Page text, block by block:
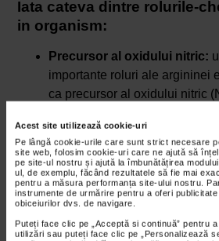
Acest site utilizează cookie-uri
Pe lângă cookie-urile care sunt strict necesare
site web, folosim cookie-uri care ne ajută să
pe site-ul nostru și ajută la îmbunătățirea
ul, de exemplu, făcând rezultatele să fie mai
pentru a măsura performanța site-ului nostru.
instrumente de urmărire pentru a oferi
obiceiurilor dvs. de navigare.
Puteți face clic pe „Acceptă si continuă” pentru
utilizări sau puteți face clic pe „Personalizează
Iata cateva dintre rolurile-
in organism:
Precursor al oxidului nitric:
importante roluri ale argininei
ca precursor al oxidului nitric
sanatatea cardiovasculara,
ca un vasodilatator, adica
de sange, crescand astfel
reducand presiunea arteriala.
imbunatateste circulatia
aport adecvat de oxigen si